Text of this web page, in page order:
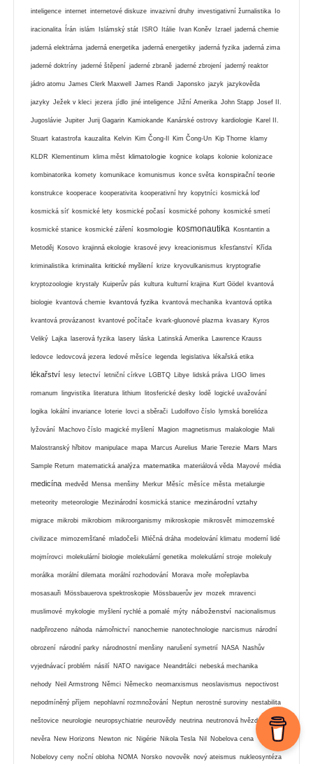
inteligence internet internetové diskuze invazivní druhy investigativní žurnalistika Io
iracionalita Írán islám Islámský stát ISRO Itálie Ivan Koněv Izrael jaderná chemie
jaderná elektrárna jaderná energetika jaderná energetiky jaderná fyzika jaderná zima
jaderné doktríny jaderné štěpení jaderné zbraně jaderné zbrojení jaderný reaktor
jádro atomu James Clerk Maxwell James Randi Japonsko jazyk jazykověda
jazyky Ježek v kleci jezera jídlo jiné inteligence Jižní Amerika John Stapp Josef II.
Jugoslávie Jupiter Jurij Gagarin Kamiokande Kanárské ostrovy kardiologie Karel II.
Stuart katastrofa kauzalita Kelvin Kim Čong-Il Kim Čong-Un Kip Thorne klamy
KLDR Klementinum klima měst klimatologie kognice kolaps kolonie kolonizace
kombinatorika komety komunikace komunismus konce světa konspirační teorie
konstrukce kooperace kooperativita kooperativní hry kopytníci kosmická loď
kosmická síť kosmické lety kosmické počasí kosmické pohony kosmické smetí
kosmické stanice kosmické záření kosmologie kosmonautika Kosntantin a
Metoděj Kosovo krajinná ekologie krasové jevy kreacionismus křesťanství Křída
kriminalistika kriminalita kritické myšlení krize kryovulkanismus kryptografie
kryptozoologie krystaly Kuiperův pás kultura kulturní krajina Kurt Gödel kvantová
biologie kvantová chemie kvantová fyzika kvantová mechanika kvantová optika
kvantová provázanost kvantové počítače kvark-gluonové plazma kvasary Kyros
Veliký Lajka laserová fyzika lasery láska Latinská Amerika Lawrence Krauss
ledovce ledovcová jezera ledové měsíce legenda legislativa lékařská etika
lékařství lesy letectví letniční církve LGBTQ Libye lidská práva LIGO limes
romanum lingvistika literatura lithium litosferické desky lodě logické uvažování
logika lokální invariance loterie lovci a sběrači Ludolfovo číslo lymská borelióza
lyžování Machovo číslo magické myšlení Magion magnetismus malakologie Mali
Malostranský hřbitov manipulace mapa Marcus Aurelius Marie Terezie Mars Mars
Sample Return matematická analýza matematika materiálová věda Mayové média
medicína medvěd Mensa menšiny Merkur Měsíc měsíce města metalurgie
meteority meteorologie Mezinárodní kosmická stanice mezinárodní vztahy
migrace mikrobi mikrobiom mikroorganismy mikroskopie mikrosvět mimozemské
civilizace mimozemšťané mladočeši Mléčná dráha modelování klimatu moderní lidé
mojmírovci molekulární biologie molekulární genetika molekulární stroje molekuly
morálka morální dilemata morální rozhodování Morava moře mořeplavba
mosasauři Mössbauerova spektroskopie Mössbauerův jev mozek mravenci
muslimové mykologie myšlení rychlé a pomalé mýty náboženství nacionalismus
nadpřirozeno náhoda námořnictví nanochemie nanotechnologie narcismus národní
obrození národní parky národnostní menšiny narušení symetrií NASA Nashův
vyjednávací problém násilí NATO navigace Neandrtálci nebeská mechanika
nehody Neil Armstrong Němci Německo neomarxismus neoslavismus nepoctivost
nepodmíněný příjem nepohlavní rozmnožování Neptun nerostné suroviny nestabilita
neštovice neurologie neuropsychiatrie neurovědy neutrina neutronová hvězda
nevěra New Horizons Newton nic Nigérie Nikola Tesla Nil Nobelova cena
Nobelovy ceny noční obloha NOMA Norsko novověk nový ateismus nukleosyntéza